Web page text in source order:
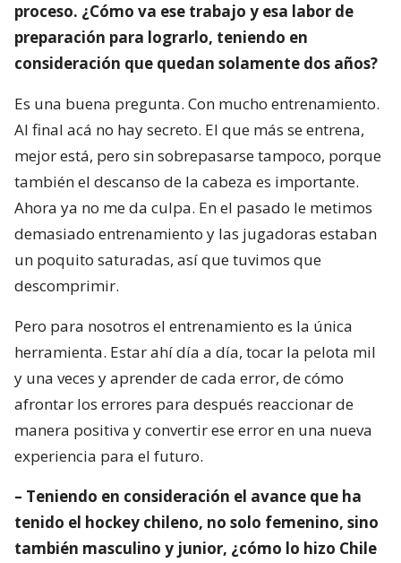
proceso. ¿Cómo va ese trabajo y esa labor de
preparación para lograrlo, teniendo en
consideración que quedan solamente dos años?
Es una buena pregunta. Con mucho entrenamiento.
Al final acá no hay secreto. El que más se entrena,
mejor está, pero sin sobrepasarse tampoco, porque
también el descanso de la cabeza es importante.
Ahora ya no me da culpa. En el pasado le metimos
demasiado entrenamiento y las jugadoras estaban
un poquito saturadas, así que tuvimos que
descomprimir.
Pero para nosotros el entrenamiento es la única
herramienta. Estar ahí día a día, tocar la pelota mil
y una veces y aprender de cada error, de cómo
afrontar los errores para después reaccionar de
manera positiva y convertir ese error en una nueva
experiencia para el futuro.
– Teniendo en consideración el avance que ha
tenido el hockey chileno, no solo femenino, sino
también masculino y junior, ¿cómo lo hizo Chile